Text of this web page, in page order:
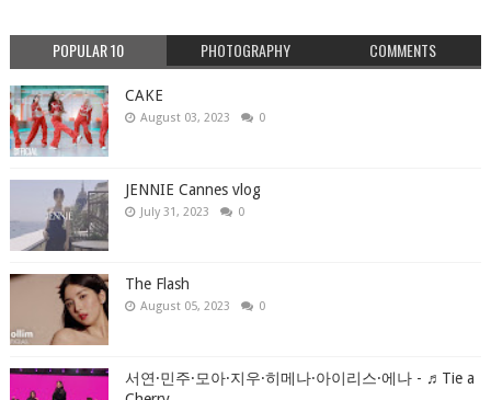
POPULAR 10 PHOTOGRAPHY COMMENTS
CAKE
August 03, 2023 0
JENNIE Cannes vlog
July 31, 2023 0
The Flash
August 05, 2023 0
서연·민주·모아·지우·히메나·아이리스·에나 - ♬Tie a